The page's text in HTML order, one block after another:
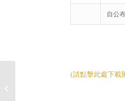
自公
(請點擊此處下載